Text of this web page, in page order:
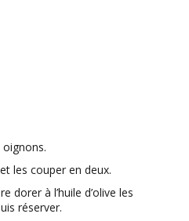
oignons.
les couper en deux.
dorer à l’huile d’olive les
réserver.